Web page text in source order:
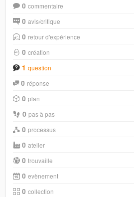
0 commentaire
0 avis/critique
0 retour d'expérience
0 création
1 question
0 réponse
0 plan
0 pas à pas
0 processus
0 atelier
0 trouvaille
0 evènement
0 collection